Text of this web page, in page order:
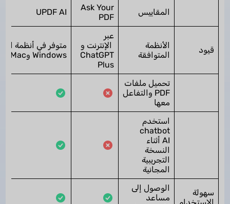
المقاييس
Ask Your
PDF
UPDF AI
قيود
الأنظمة
المتوافقة
عبر
الإنترنت و
ChatGPT
Plus
متوفر في أنظمة
Windows وMac وiOS وAndroid
تحميل ملفات
PDF والتفاعل
معها
استخدم
chatbot
AI أثناء
النسخة
التجريبية
المجانية
سهولة
الوصول إلى
مساعد